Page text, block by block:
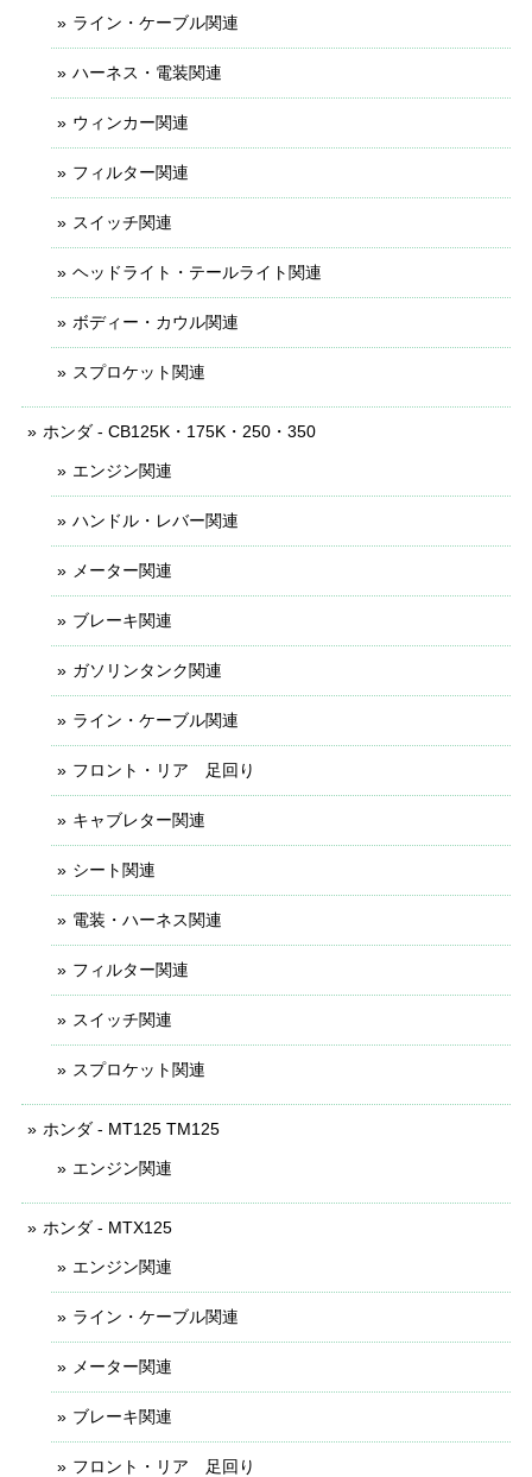
ライン・ケーブル関連
ハーネス・電装関連
ウィンカー関連
フィルター関連
スイッチ関連
ヘッドライト・テールライト関連
ボディー・カウル関連
スプロケット関連
ホンダ - CB125K・175K・250・350
エンジン関連
ハンドル・レバー関連
メーター関連
ブレーキ関連
ガソリンタンク関連
ライン・ケーブル関連
フロント・リア 足回り
キャブレター関連
シート関連
電装・ハーネス関連
フィルター関連
スイッチ関連
スプロケット関連
ホンダ - MT125 TM125
エンジン関連
ホンダ - MTX125
エンジン関連
ライン・ケーブル関連
メーター関連
ブレーキ関連
フロント・リア 足回り